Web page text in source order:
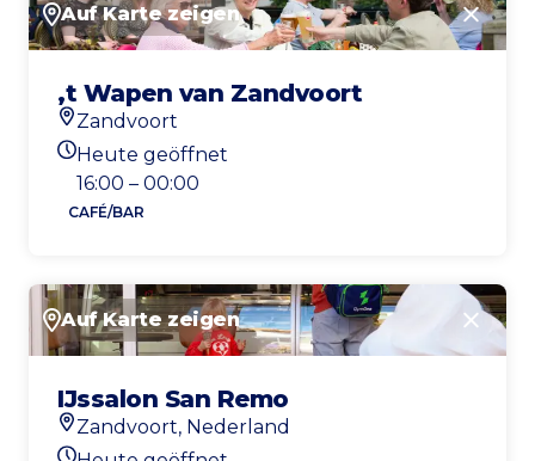
Auf Karte zeigen
‚t Wapen van Zandvoort
Standort
Zandvoort
Heutigen Öffnungszeiten
Heute geöffnet
16:00 – 00:00
CAFÉ/BAR
Auf Karte zeigen
IJssalon San Remo
Standort
Zandvoort, Nederland